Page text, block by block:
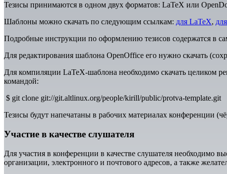
Тезисы принимаются в одном двух форматов: LaTeX или
Шaблоны можно скачать по следующим ссылкам: для LaTeX,
Подробные инструкции по оформлению тезисов содержатся в
Для редактирования шаблона OpenOffice его нужно скачать
Для компиляции LaTeX-шаблона необходимо скачать целиком
командой:
$ git clone git://git.altlinux.org/people/kirill/public/protva-template.git
Тезисы будут напечатаны в рабочих материалах конференции
Участие в качестве слушателя
Для участия в конференции в качестве слушателя необходимо
организации, электронного и почтового адресов, а также